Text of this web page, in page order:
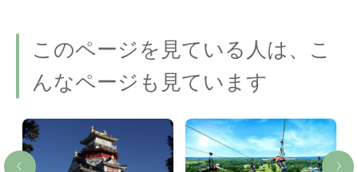
このページを見ている人は、こ
んなページも見ています